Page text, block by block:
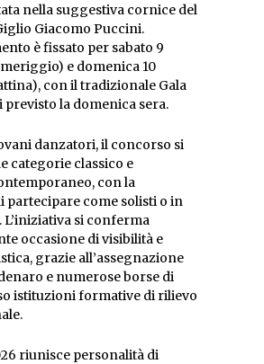
nella suggestiva cornice del
Giacomo Puccini.
è fissato per sabato 9
e domenica 10
con il tradizionale Gala
previsto la domenica sera.
danzatori, il concorso si
categorie classico e
con la
partecipare come solisti o in
L’iniziativa si conferma
occasione di visibilità e
grazie all’assegnazione
e numerose borse di
istituzioni formative di rilievo
riunisce personalità di